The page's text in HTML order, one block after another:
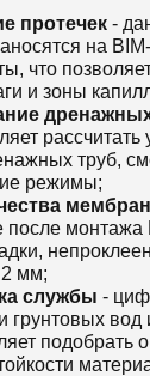
протечек -
на
что
и зоны
труб,
режимы;
мембран
после
2 мм;
службы -
грунтовых
подобрать